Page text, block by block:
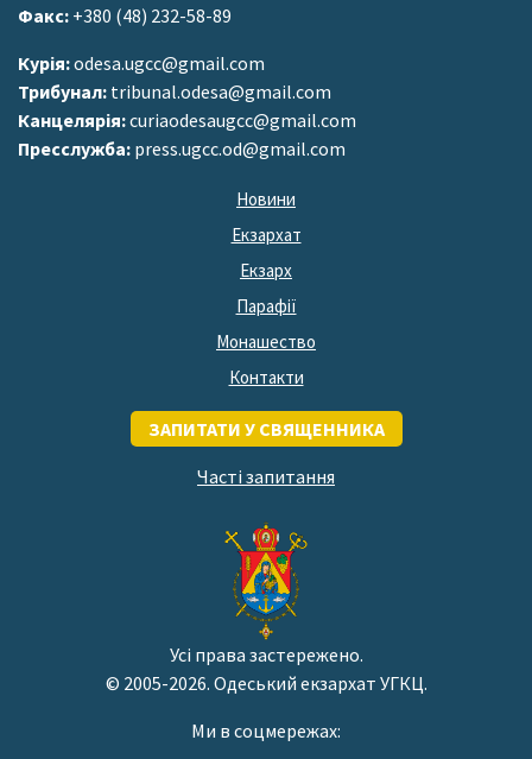
Факс: +380 (48) 232-58-89
Курія:odesa.ugcc@gmail.com
Трибунал: tribunal.odesa@gmail.com
Канцелярія:curiaodesaugcc@gmail.com
Пресслужба: press.ugcc.od@gmail.com
Новини
Екзархат
Екзарх
Парафії
Монашество
Контакти
ЗАПИТАТИ У СВЯЩЕННИКА
Часті запитання
Усі права застережено.
© 2005-2026. Одеський екзархат УГКЦ.
Ми в соцмережах: